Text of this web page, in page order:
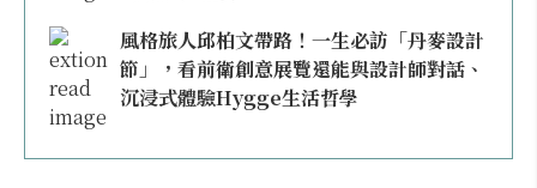
風格旅人邱柏文帶路！一生必訪「丹麥設計
節」，看前衛創意展覽還能與設計師對話、
沉浸式體驗Hygge生活哲學